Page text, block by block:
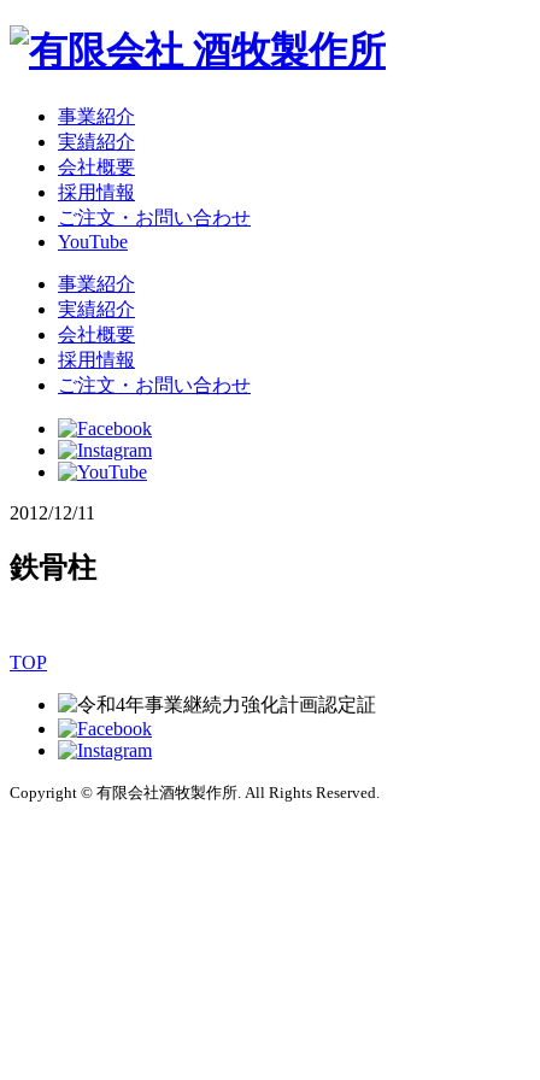
事業紹介
実績紹介
会社概要
採用情報
ご注文・お問い合わせ
YouTube
事業紹介
実績紹介
会社概要
採用情報
ご注文・お問い合わせ
2012/12/11
鉄骨柱
TOP
Copyright © 有限会社酒牧製作所. All Rights Reserved.